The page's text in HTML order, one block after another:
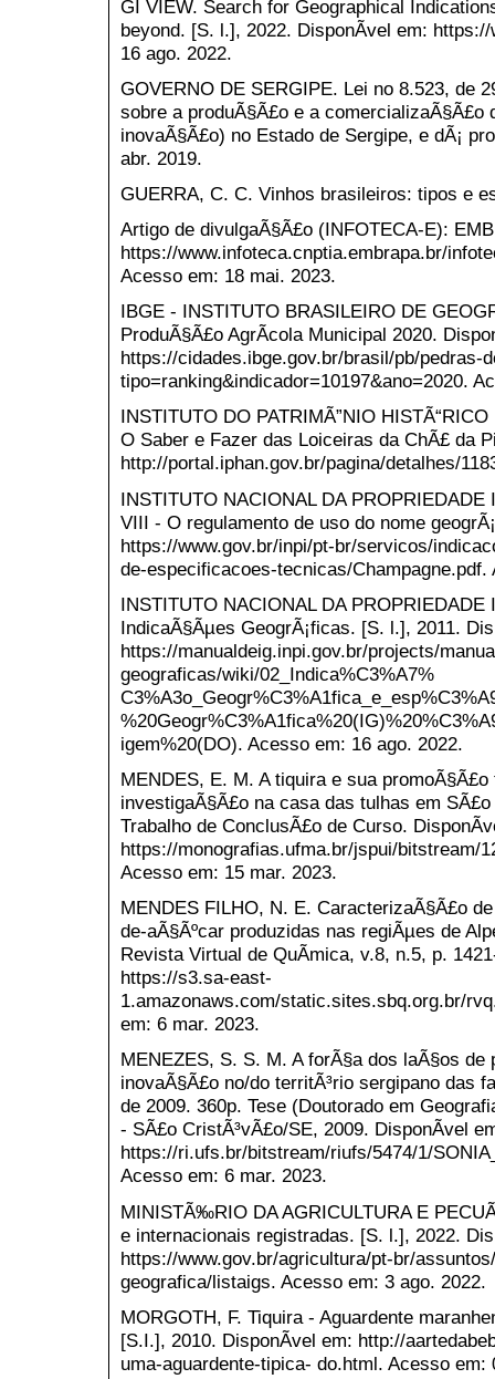
GI VIEW. Search for Geographical
beyond. [S. l.], 2022. DisponÃ­vel em:
16 ago. 2022.
GOVERNO DE SERGIPE. Lei no 8.523, de
sobre a produÃ§Ã£o e a
inovaÃ§Ã£o) no Estado de Sergipe, e dÃ¡
abr. 2019.
GUERRA, C. C. Vinhos brasileiros: tipos e
Artigo de divulgaÃ§Ã£o (INFOTECA-E):
https://www.infoteca.cnptia.embrapa.br/
Acesso em: 18 mai. 2023.
IBGE - INSTITUTO BRASILEIRO DE
ProduÃ§Ã£o AgrÃ­cola Municipal 2020.
https://cidades.ibge.gov.br/brasil/pb/pedras-
tipo=ranking&indicador=10197&ano=2020.
INSTITUTO DO PATRIMÃ”NIO
O Saber e Fazer das Loiceiras da ChÃ£ da
http://portal.iphan.gov.br/pagina/detalhes/
INSTITUTO NACIONAL DA
VIII - O regulamento de uso do nome
https://www.gov.br/inpi/pt-br/servicos/
de-especificacoes-tecnicas/Champagne.pdf.
INSTITUTO NACIONAL DA
IndicaÃ§Ãµes GeogrÃ¡ficas. [S. l.], 2011.
https://manualdeig.inpi.gov.br/projects/
geograficas/wiki/02_Indica%C3%A7%
igem%20(DO). Acesso em: 16 ago. 2022.
MENDES, E. M. A tiquira e sua
investigaÃ§Ã£o na casa das tulhas em
Trabalho de ConclusÃ£o de Curso.
https://monografias.ufma.br/jspui/bitstream/
Acesso em: 15 mar. 2023.
MENDES FILHO, N. E. CaracterizaÃ§Ã£o
de-aÃ§Ãºcar produzidas nas regiÃµes de
Revista Virtual de QuÃ­mica, v.8, n.5, p.
https://s3.sa-east-
1.amazonaws.com/static.sites.sbq.org.br/
em: 6 mar. 2023.
MENEZES, S. S. M. A forÃ§a dos laÃ§os de
inovaÃ§Ã£o no/do territÃ³rio sergipano das
de 2009. 360p. Tese (Doutorado em
- SÃ£o CristÃ³vÃ£o/SE, 2009. DisponÃ­vel
https://ri.ufs.br/bitstream/riufs/5474/1/
Acesso em: 6 mar. 2023.
MINISTÃ‰RIO DA AGRICULTURA E
e internacionais registradas. [S. l.], 2022.
https://www.gov.br/agricultura/pt-br/
geografica/listaigs. Acesso em: 3 ago. 2022.
MORGOTH, F. Tiquira - Aguardente
[S.I.], 2010. DisponÃ­vel em: http://
uma-aguardente-tipica- do.html. Acesso em: